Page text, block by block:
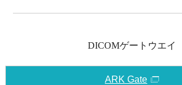
DICOMゲートウエイ
ARK Gate